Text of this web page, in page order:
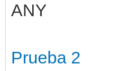
ANY
Prueba 2